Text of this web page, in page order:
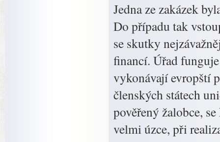
Jedna ze zakázek
Do případu tak
se skutky
financí. Úřad
vykonávají evropští
členských státech
pověřený žalobce,
velmi úzce, při